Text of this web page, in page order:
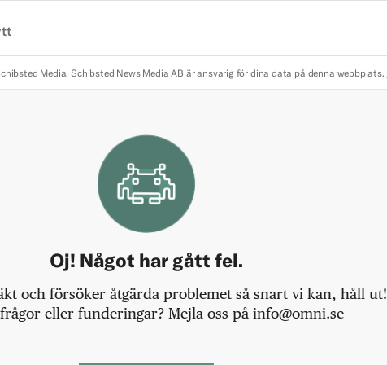
Media. Schibsted News Media AB är ansvarig för dina data på denna webbplats.
Oj! Något har gått fel.
och försöker åtgärda problemet så snart vi kan, håll ut!
eller funderingar? Mejla oss på info@omni.se